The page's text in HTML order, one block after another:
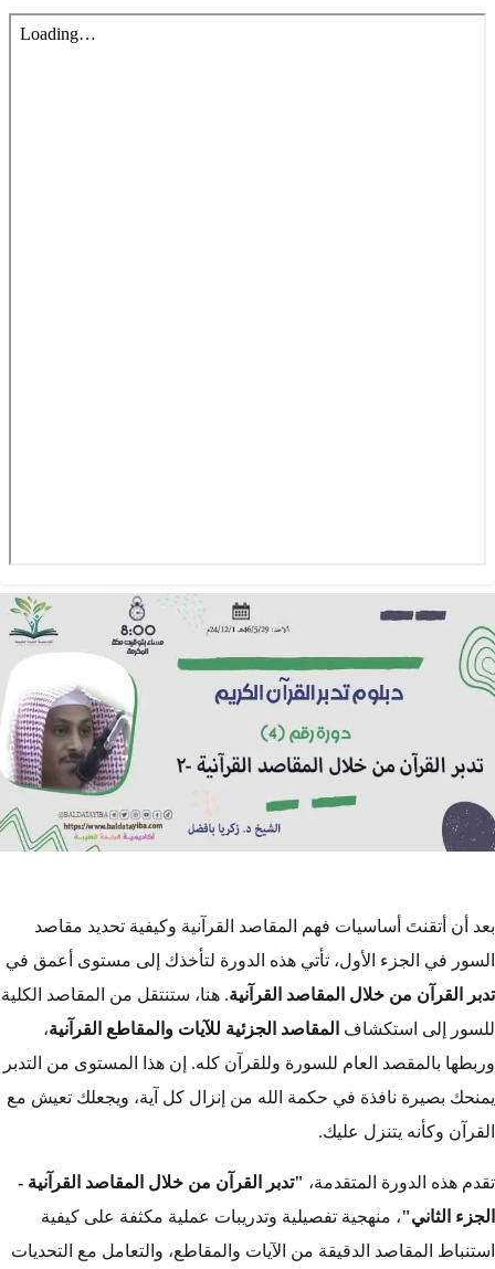
بعد أن أتقنتَ أساسيات فهم المقاصد القرآنية وكيفية تحديد مقاصد
السور في الجزء الأول، تأتي هذه الدورة لتأخذك إلى مستوى أعمق في
تدبر القرآن من خلال المقاصد القرآنية. هنا، ستنتقل من المقاصد الكلية
للسور إلى استكشاف المقاصد الجزئية للآيات والمقاطع القرآنية،
وربطها بالمقصد العام للسورة وللقرآن كله. إن هذا المستوى من التدبر
يمنحك بصيرة نافذة في حكمة الله من إنزال كل آية، ويجعلك تعيش مع
القرآن وكأنه يتنزل عليك.
تقدم هذه الدورة المتقدمة، "تدبر القرآن من خلال المقاصد القرآنية -
الجزء الثاني"، منهجية تفصيلية وتدريبات عملية مكثفة على كيفية
استنباط المقاصد الدقيقة من الآيات والمقاطع، والتعامل مع التحديات